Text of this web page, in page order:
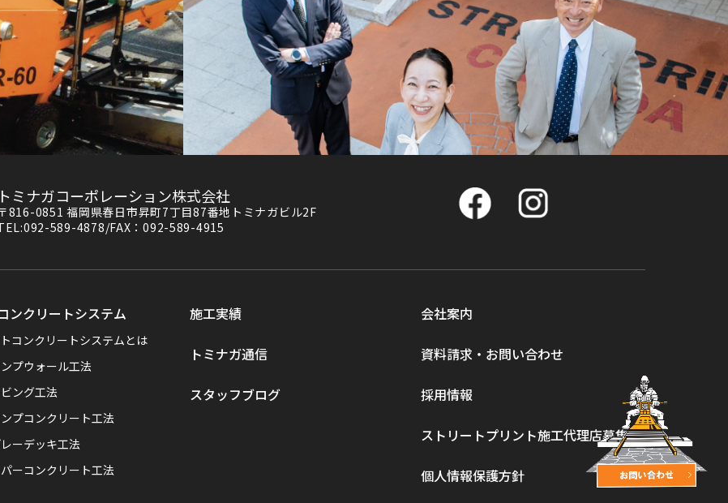
トミナガコーポレーション株式会社
816-0851 福岡県春日市昇町7丁目87番地トミナガビル2F
589-4878/FAX：092-589-4915
ンクリートシステム
コンクリートシステムとは
プウォール工法
ング工法
プコンクリート工法
ーデッキ工法
ーコンクリート工法
施工実績
トミナガ通信
スタッフブログ
会社案内
資料請求・お問い合わせ
採用情報
ストリートプリント施工代理店募集
個人情報保護方針